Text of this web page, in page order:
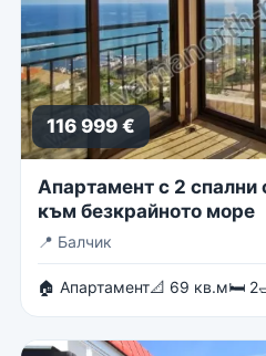
116 999 €
Апартамент с 2 спални
към безкрайното море
📍 Балчик
🏠 Апартамент📐 69 кв.м🛏 2